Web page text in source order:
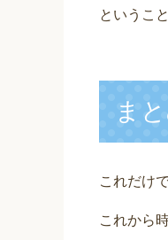
というこ
ま
これだけ
これから